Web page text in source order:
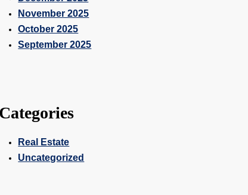
November 2025
October 2025
September 2025
Categories
Real Estate
Uncategorized